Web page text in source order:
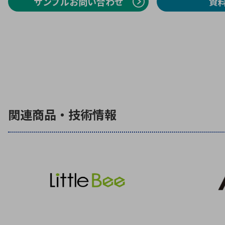
関連商品・技術情報